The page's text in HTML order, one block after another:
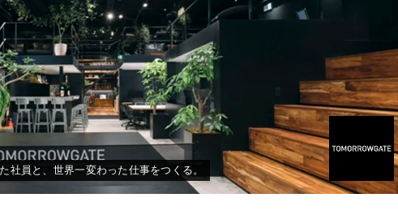
社員と、世界一変わった仕事をつくる。